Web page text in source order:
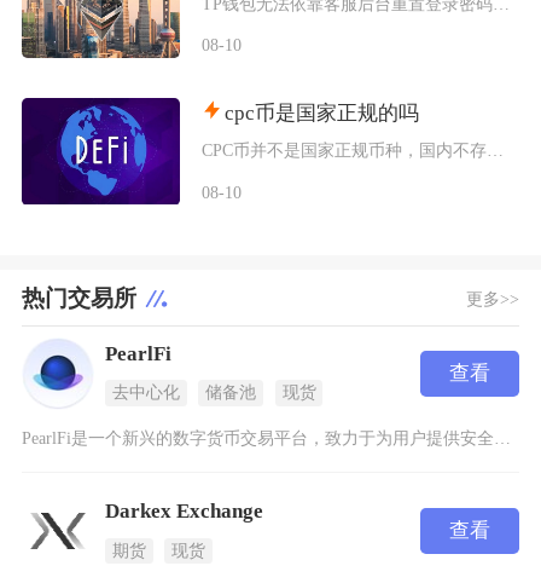
08-10
cpc币是国家正规的吗
CPC币并不是国家正规币种，国内不存在官方发行、认可的CPC数字货币，任何宣传CPC币属于
08-10
热门交易所 更多>>
PearlFi
去中心化 储备池 现货
查看
Darkex Exchange
期货 现货
查看